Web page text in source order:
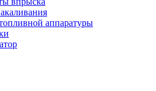
аппаратуры